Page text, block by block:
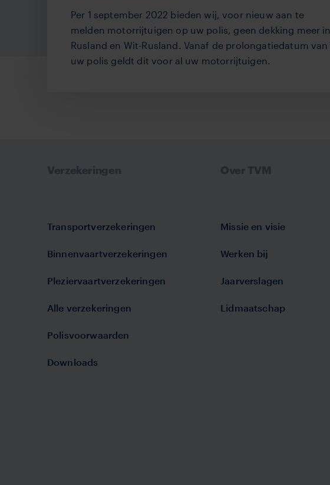
Per 1 september 2022 bieden wij, voor nieuw aan te
melden motorrijtuigen op uw polis, geen dekking meer in
Rusland en Wit-Rusland. Vanaf de prolongatiedatum van
uw polis geldt dit voor al uw motorrijtuigen.
Transportverzekeringen
Binnenvaartverzekeringen
Pleziervaartverzekeringen
Alle verzekeringen
Polisvoorwaarden
Downloads
Missie en visie
Werken bij
Jaarverslagen
Lidmaatschap